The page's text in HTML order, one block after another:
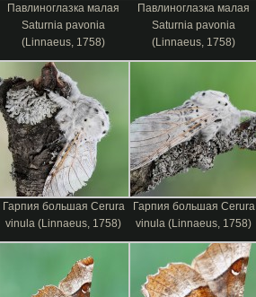
Павлиноглазка малая
Saturnia pavonia
(Linnaeus, 1758)
Павлиноглазка малая
Saturnia pavonia
(Linnaeus, 1758)
Гарпия большая Cerura
vinula (Linnaeus, 1758)
Гарпия большая Cerura
vinula (Linnaeus, 1758)